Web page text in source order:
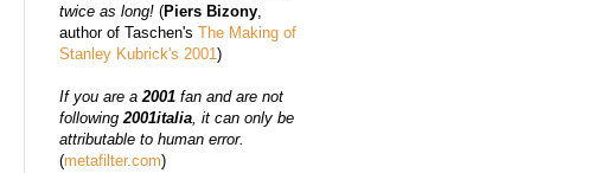
twice as long! (Piers Bizony,
author of Taschen's The Making of
Stanley Kubrick's 2001)
If you are a2001 fan and are not
following2001italia, it can only be
attributable to human error.
(metafilter.com)